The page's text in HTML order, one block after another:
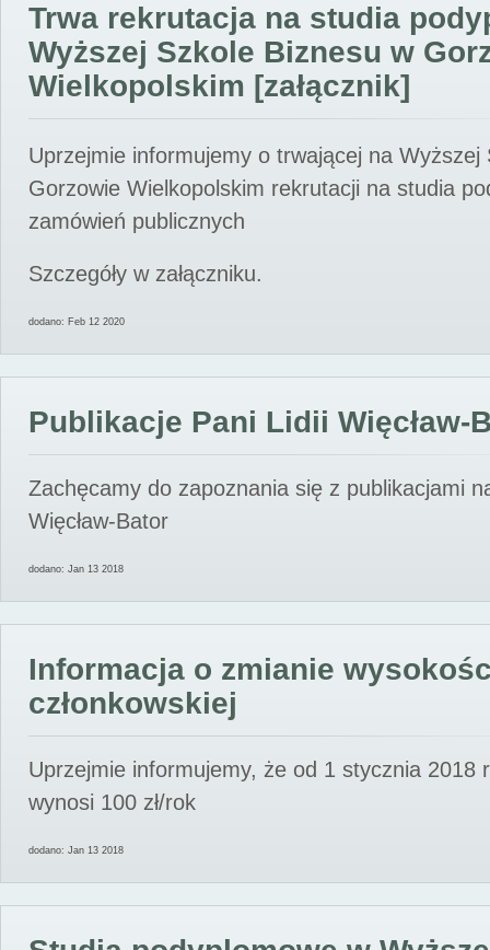
Trwa rekrutacja na studia
Wyższej Szkole Biznesu w
Wielkopolskim [załącznik]
Uprzejmie informujemy o trwającej na Wyższej
Gorzowie Wielkopolskim rekrutacji na studia
zamówień publicznych
Szczegóły w załączniku.
dodano: Feb 12 2020
Publikacje Pani Lidii Więcław-
Zachęcamy do zapoznania się z publikacjami
Więcław-Bator
dodano: Jan 13 2018
Informacja o zmianie
członkowskiej
Uprzejmie informujemy, że od 1 stycznia 2018
wynosi 100 zł/rok
dodano: Jan 13 2018